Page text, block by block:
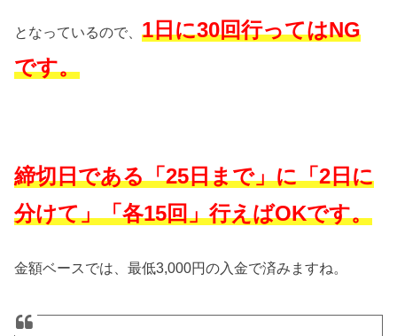
となっているので、1日に30回行ってはNG
です。
締切日である「25日まで」に「2日に
分けて」「各15回」行えばOKです。
金額ベースでは、最低3,000円の入金で済みますね。